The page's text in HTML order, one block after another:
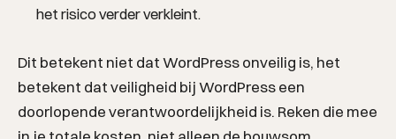
het risico verder verkleint.
Dit betekent niet dat WordPress onveilig is, het
betekent dat veiligheid bij WordPress een
doorlopende verantwoordelijkheid is. Reken die mee